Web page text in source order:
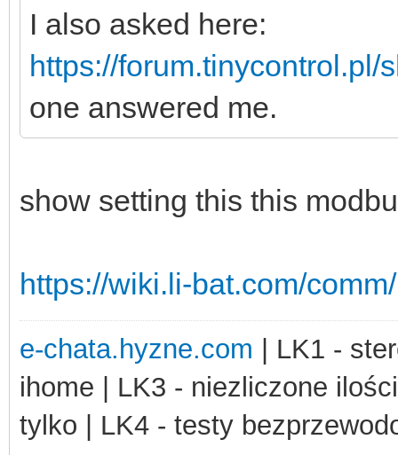
I also asked here:
https://forum.tinycontrol.pl/
one answered me.
show setting this this
https://wiki.li-bat.com/
e-chata.hyzne.com | LK1 -
ihome | LK3 - niezliczone
tylko | LK4 - testy